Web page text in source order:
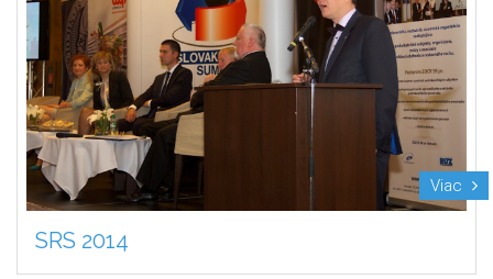
Viac
SRS 2014